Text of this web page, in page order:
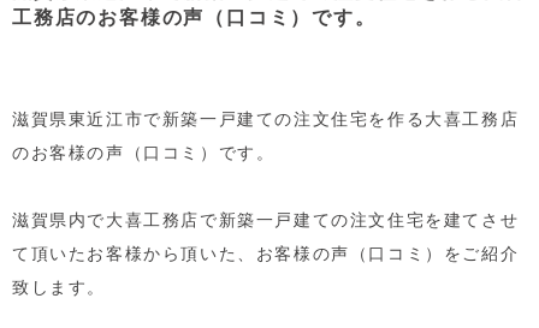
工務店のお客様の声（口コミ）です。
滋賀県東近江市で新築一戸建ての注文住宅を作る大喜工務店
のお客様の声（口コミ）です。
滋賀県内で大喜工務店で新築一戸建ての注文住宅を建てさせ
て頂いたお客様から頂いた、お客様の声（口コミ）をご紹介
致します。